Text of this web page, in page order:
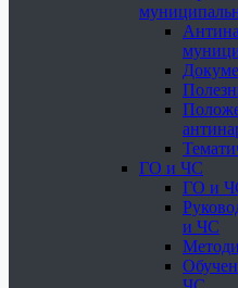
ГО и ЧС
ГО и
и ЧС